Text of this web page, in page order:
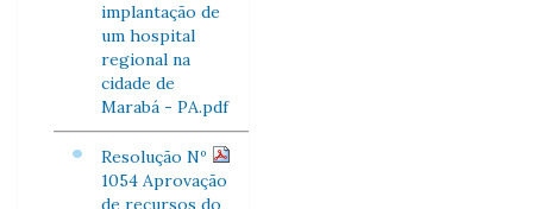
implantação de
um hospital
regional na
cidade de
Marabá - PA.pdf
Resolução Nº
1054 Aprovação
de recursos do